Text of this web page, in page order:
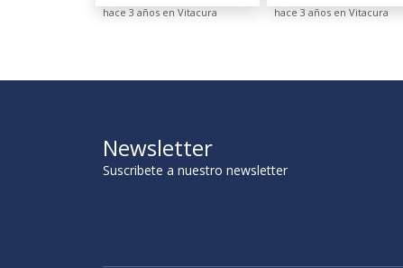
hace 3 años en Vitacura hace 3 años en Vitacura
Newsletter
Suscribete a nuestro newsletter